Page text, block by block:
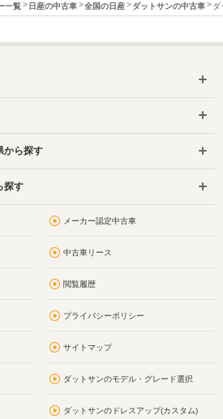
一覧 日産の中古車 全国の日産 ダットサンの中古車 ダ
から探す
探す
メーカー認定中古車
中古車リース
閲覧履歴
プライバシーポリシー
サイトマップ
ダットサンのモデル・グレード選択
ダットサンのドレスアップ(カスタム)